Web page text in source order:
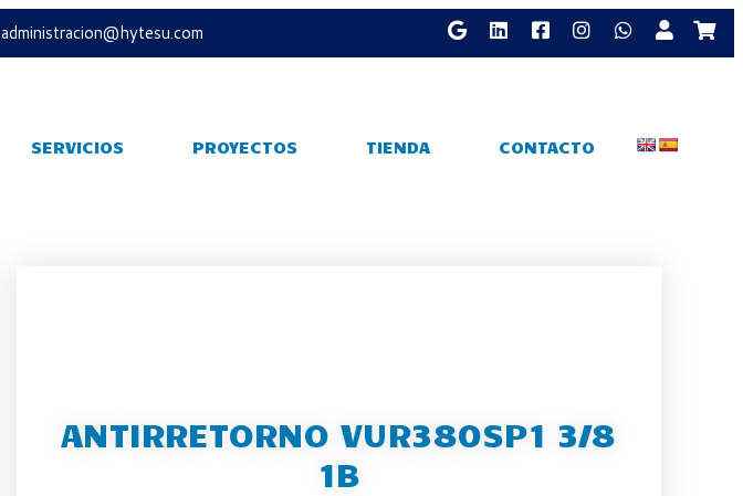
administracion@hytesu.com
SERVICIOS PROYECTOS TIENDA CONTACTO
ANTIRRETORNO VUR380SP1 3/8
1B